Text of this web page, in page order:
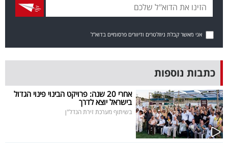
אחרינו:
אני מאשר קבלת ניוזלטרים ודיוורים פרסומיים בדוא"ל
כתבות נוספות
אחרי 20 שנה: פרויקט הבינוי פינוי הגדול
בישראל יוצא לדרך
בשיתוף מערכת זירת הנדל"ן